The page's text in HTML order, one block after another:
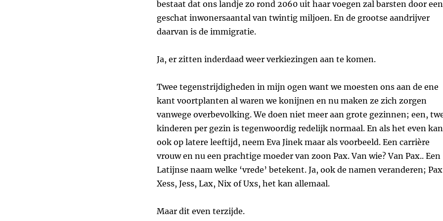
bestaat dat ons landje zo rond 2060 uit haar voegen zal barsten door een
geschat inwonersaantal van twintig miljoen. En de grootse aandrijver
daarvan is de immigratie.
Ja, er zitten inderdaad weer verkiezingen aan te komen.
Twee tegenstrijdigheden in mijn ogen want we moesten ons aan de ene
kant voortplanten al waren we konijnen en nu maken ze zich zorgen
vanwege overbevolking. We doen niet meer aan grote gezinnen; een,
kinderen per gezin is tegenwoordig redelijk normaal. En als het even kan
ook op latere leeftijd, neem Eva Jinek maar als voorbeeld. Een carrière
vrouw en nu een prachtige moeder van zoon Pax. Van wie? Van Pax.. Een
Latijnse naam welke ‘vrede’ betekent. Ja, ook de namen veranderen;
Xess, Jess, Lax, Nix of Uxs, het kan allemaal.
Maar dit even terzijde.